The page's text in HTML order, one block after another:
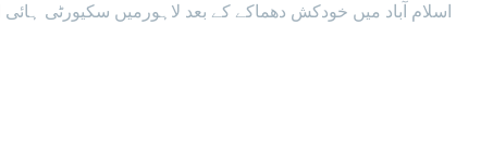
اسلام آباد میں خودکش دھماکے کے بعد لاہورمیں سکیورٹی